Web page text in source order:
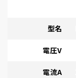
型名
電圧V
電流A